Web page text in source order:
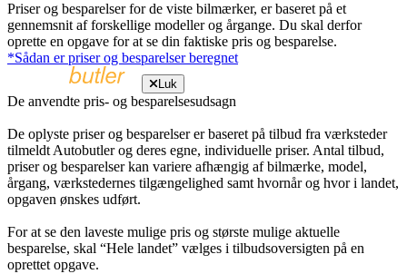
Priser og besparelser for de viste bilmærker, er baseret på et
gennemsnit af forskellige modeller og årgange. Du skal derfor
oprette en opgave for at se din faktiske pris og besparelse.
*Sådan er priser og besparelser beregnet
Luk
De anvendte pris- og besparelsesudsagn
De oplyste priser og besparelser er baseret på tilbud fra værksteder
tilmeldt Autobutler og deres egne, individuelle priser. Antal tilbud,
priser og besparelser kan variere afhængig af bilmærke, model,
årgang, værkstedernes tilgængelighed samt hvornår og hvor i landet,
opgaven ønskes udført.
For at se den laveste mulige pris og største mulige aktuelle
besparelse, skal “Hele landet” vælges i tilbudsoversigten på en
oprettet opgave.